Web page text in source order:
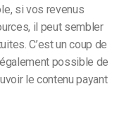
si vos revenus
il peut sembler
C’est un coup de
possible de
le contenu payant